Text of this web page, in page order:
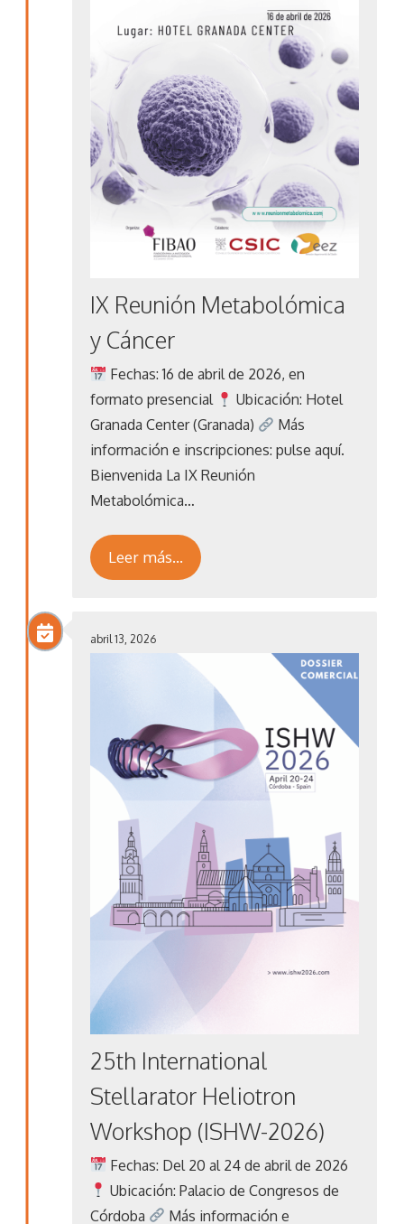
IX Reunión Metabolómica
y Cáncer
Fechas: 16 de abril de 2026, en
formato presencial
Ubicación: Hotel
Granada Center (Granada)
Más
información e inscripciones: pulse aquí.
Bienvenida La IX Reunión
Metabolómica…
Leer más…
abril 13, 2026
25th International
Stellarator Heliotron
Workshop (ISHW-2026)
Fechas: Del 20 al 24 de abril de 2026
Ubicación: Palacio de Congresos de
Córdoba
Más información e